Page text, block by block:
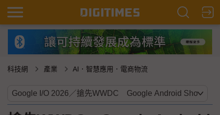
科技網 產業 AI．智慧應用．電商物流